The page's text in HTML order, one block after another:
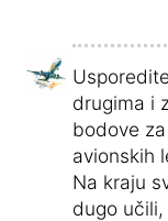
drugima i
bodove
avionskih
Na kraju
dugo učili,